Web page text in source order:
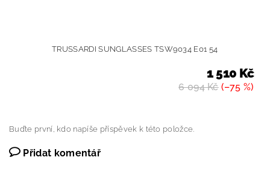
TRUSSARDI SUNGLASSES TSW9034 E01 54
6 094 Kč(–75 %)
1 510 Kč
Buďte první, kdo napíše příspěvek k této položce.
Přidat komentář